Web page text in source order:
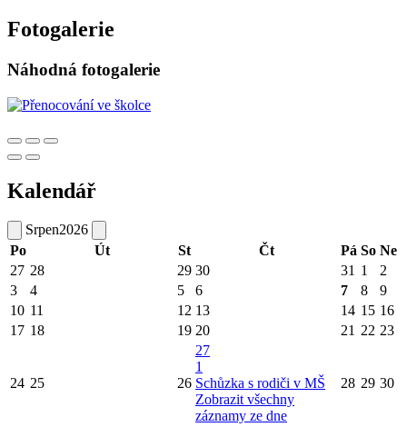
Fotogalerie
Náhodná fotogalerie
Kalendář
Srpen2026
Po
Út St Čt Pá So Ne
27 28 29 30 31 1
2
3
4 5 6 7 8
9
10 11 12 13 14 15 16
17 18 19 20 21 22 23
24 25 26
27
1
Schůzka s rodiči v MŠ
Zobrazit všechny
záznamy ze dne
28 29 30